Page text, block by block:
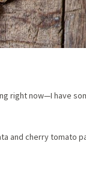
right now—I have
and cherry tomato